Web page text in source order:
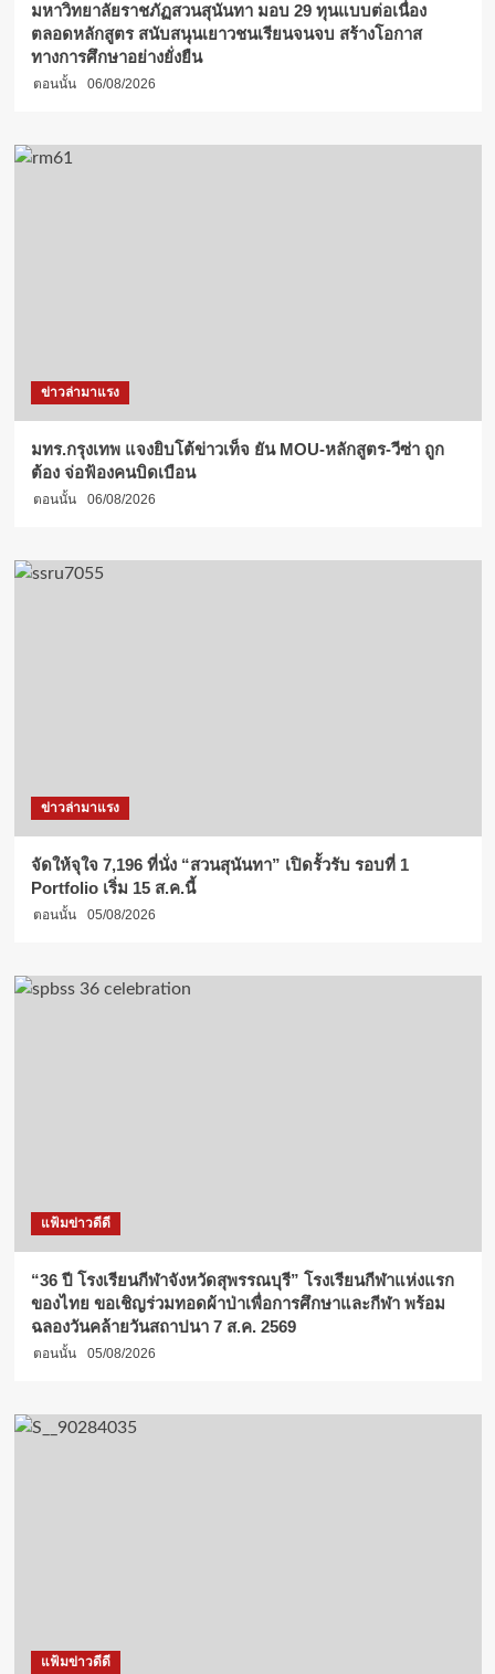
มหาวิทยาลัยราชภัฏสวนสุนันทา มอบ 29 ทุนแบบต่อเนื่อง
ตลอดหลักสูตร สนับสนุนเยาวชนเรียนจนจบ สร้างโอกาส
ทางการศึกษาอย่างยั่งยืน
ตอนนั้น 06/08/2026
ข่าวล่ามาแรง
มทร.กรุงเทพ แจงยิบโต้ข่าวเท็จ ยัน MOU-หลักสูตร-วีซ่า ถูก
ต้อง จ่อฟ้องคนบิดเบือน
ตอนนั้น 06/08/2026
ข่าวล่ามาแรง
จัดให้จุใจ 7,196 ที่นั่ง “สวนสุนันทา” เปิดรั้วรับ รอบที่ 1
Portfolio เริ่ม 15 ส.ค.นี้
ตอนนั้น 05/08/2026
แฟ้มข่าวดีดี
“36 ปี โรงเรียนกีฬาจังหวัดสุพรรณบุรี” โรงเรียนกีฬาแห่งแรก
ของไทย ขอเชิญร่วมทอดผ้าป่าเพื่อการศึกษาและกีฬา พร้อม
ฉลองวันคล้ายวันสถาปนา 7 ส.ค. 2569
ตอนนั้น 05/08/2026
แฟ้มข่าวดีดี